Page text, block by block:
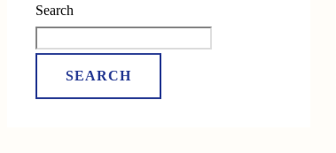
Search
SEARCH